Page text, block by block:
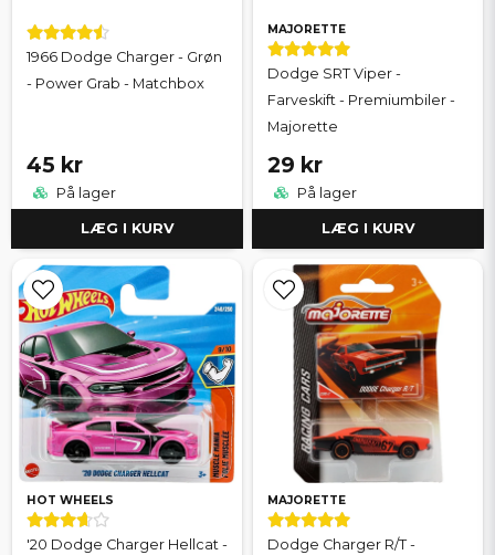
1966 Dodge Charger - Grøn
- Power Grab - Matchbox
45 kr
På lager
LÆG I KURV
MAJORETTE
Dodge SRT Viper -
Farveskift - Premiumbiler -
Majorette
29 kr
På lager
LÆG I KURV
HOT WHEELS
'20 Dodge Charger Hellcat -
MAJORETTE
Dodge Charger R/T -